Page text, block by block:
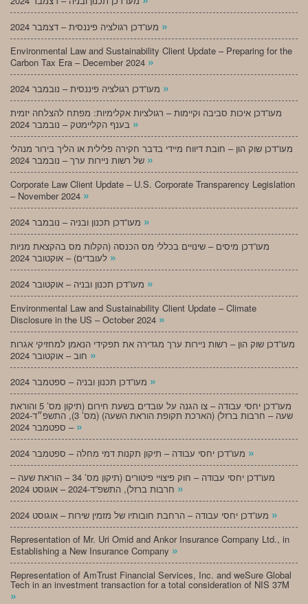
»
Environmental Law and Sustainability Client Update – Preparing for the
Carbon Tax Era – December 2024 »
»
מעו”דכן איכות סביבה וקיימות – רגולציות אקלימיות: מפתח להצלחה יזמית
»
מעו”דכן שוק הון – חובת דיווח מיידי בדבר חקירה פלילית או הליך בירור מנהלי
»
Corporate Law Client Update – U.S. Corporate Transparency Legislation
– November 2024 »
»
מעו”דכן מיסים – שינויים בכללי מס הכנסה (הקלות מס בהקצאת מניות
»
»
Environmental Law and Sustainability Client Update – Climate
Disclosure in the US – October 2024 »
מעו”דכן שוק הון – רשות ניירות ערך מגדירה את תפקידי הנאמן למחזיקי אגרות
»
»
מעו”דכן יחסי עבודה – צו הגנה על עובדים בשעת חירום (תיקון מס’ 5 והוראת
שעה – חרבות ברזל) (הארכת תקופת הוראת השעה) (מס’ 3), התשפ״ד-2024
– ספטמבר 2024 »
»
מעו”דכן יחסי עבודה – חוק פיצויי פיטורים (תיקון מס’ 34 – הוראת שעה –
»
»
Representation of Mr. Uri Omid and Ankor Insurance Company Ltd., in
Establishing a New Insurance Company »
Representation of AmTrust Financial Services, Inc. and weSure Global
Tech in an investment transaction for a total consideration of NIS 37M
»